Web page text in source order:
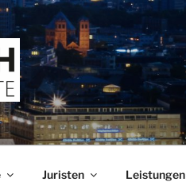
Juristen Leistungen